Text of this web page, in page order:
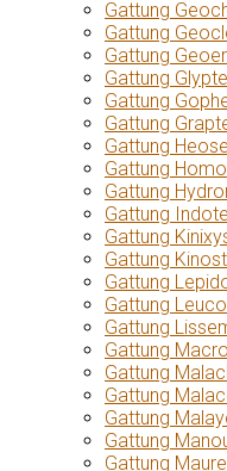
Gattung
Gattung
Gattung
Gattung
Gattung
Gattung
Gattung
Gattung
Gattung
Gattung
Gattung
Gattung
Gattung
Gattung
Gattung
Gattung
Gattung
Gattung
Gattung
Gattung
Gattung